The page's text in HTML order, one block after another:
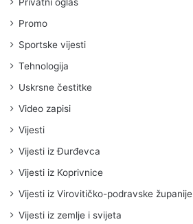
Promo
Sportske vijesti
Tehnologija
Uskrsne čestitke
Video zapisi
Vijesti
Vijesti iz Đurđevca
Vijesti iz Koprivnice
Vijesti iz Virovitičko-podravske županije
Vijesti iz zemlje i svijeta